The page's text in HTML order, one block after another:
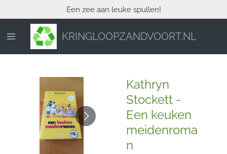
direct
naar
hoofdinhoud
KRINGLOOPZANDVOORT.NL
Een zee aan leuke spullen!
Kathryn
Stockett -
Een keuken
meidenroma
n